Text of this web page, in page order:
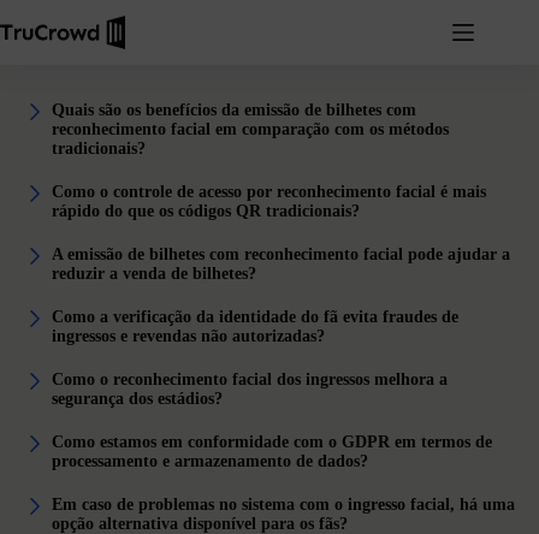
Quais são os benefícios da emissão de bilhetes com
reconhecimento facial em comparação com os métodos
tradicionais?
Como o controle de acesso por reconhecimento facial é mais
rápido do que os códigos QR tradicionais?
A emissão de bilhetes com reconhecimento facial pode ajudar a
reduzir a venda de bilhetes?
Como a verificação da identidade do fã evita fraudes de
ingressos e revendas não autorizadas?
Como o reconhecimento facial dos ingressos melhora a
segurança dos estádios?
Como estamos em conformidade com o GDPR em termos de
processamento e armazenamento de dados?
Em caso de problemas no sistema com o ingresso facial, há uma
opção alternativa disponível para os fãs?